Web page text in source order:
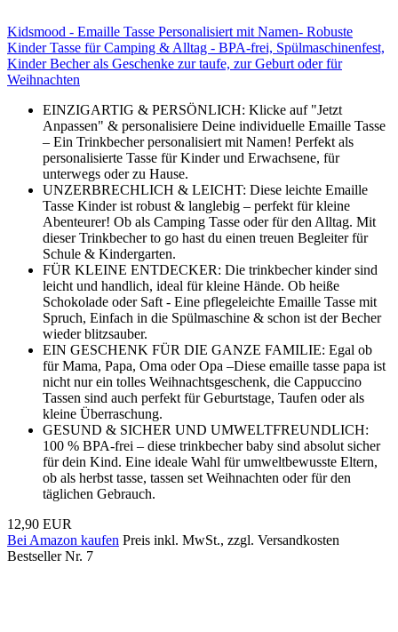
Kidsmood - Emaille Tasse Personalisiert mit Namen- Robuste
Kinder Tasse für Camping & Alltag - BPA-frei, Spülmaschinenfest,
Kinder Becher als Geschenke zur taufe, zur Geburt oder für
Weihnachten
EINZIGARTIG & PERSÖNLICH: Klicke auf "Jetzt
Anpassen" & personalisiere Deine individuelle Emaille Tasse
– Ein Trinkbecher personalisiert mit Namen! Perfekt als
personalisierte Tasse für Kinder und Erwachsene, für
unterwegs oder zu Hause.
UNZERBRECHLICH & LEICHT: Diese leichte Emaille
Tasse Kinder ist robust & langlebig – perfekt für kleine
Abenteurer! Ob als Camping Tasse oder für den Alltag. Mit
dieser Trinkbecher to go hast du einen treuen Begleiter für
Schule & Kindergarten.
FÜR KLEINE ENTDECKER: Die trinkbecher kinder sind
leicht und handlich, ideal für kleine Hände. Ob heiße
Schokolade oder Saft - Eine pflegeleichte Emaille Tasse mit
Spruch, Einfach in die Spülmaschine & schon ist der Becher
wieder blitzsauber.
EIN GESCHENK FÜR DIE GANZE FAMILIE: Egal ob
für Mama, Papa, Oma oder Opa –Diese emaille tasse papa ist
nicht nur ein tolles Weihnachtsgeschenk, die Cappuccino
Tassen sind auch perfekt für Geburtstage, Taufen oder als
kleine Überraschung.
GESUND & SICHER UND UMWELTFREUNDLICH:
100 % BPA-frei – diese trinkbecher baby sind absolut sicher
für dein Kind. Eine ideale Wahl für umweltbewusste Eltern,
ob als herbst tasse, tassen set Weihnachten oder für den
täglichen Gebrauch.
12,90 EUR
Bei Amazon kaufen Preis inkl. MwSt., zzgl. Versandkosten
Bestseller Nr. 7